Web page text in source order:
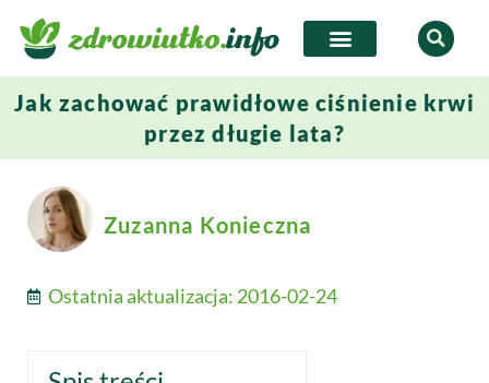
Jak zachować prawidłowe ciśnienie krwi
przez długie lata?
Zuzanna Konieczna
Ostatnia aktualizacja: 2016-02-24